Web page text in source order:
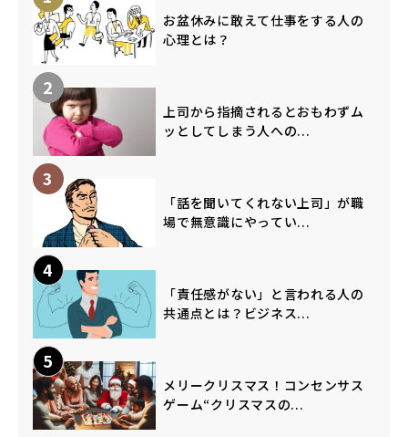
お盆休みに敢えて仕事をする人の
心理とは？
2
上司から指摘されるとおもわずム
ッとしてしまう人への...
3
「話を聞いてくれない上司」が職
場で無意識にやってい...
4
「責任感がない」と言われる人の
共通点とは？ビジネス...
5
メリークリスマス！コンセンサス
ゲーム“クリスマスの...